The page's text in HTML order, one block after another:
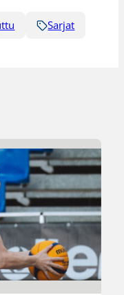
Sarjat